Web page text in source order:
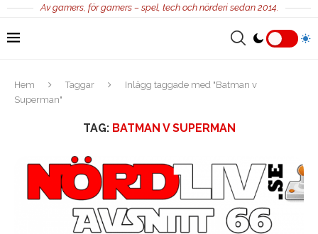
Av gamers, för gamers – spel, tech och nörderi sedan 2014.
Hem Taggar
Inlägg taggade med "Batman v
Superman"
TAG: BATMAN V SUPERMAN